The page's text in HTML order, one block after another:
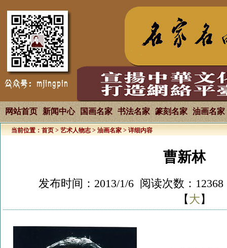
网站首页 新闻中心 国画名家 书法名家 篆刻名家 油画名家
当前位置：首页>艺术人物志>油画名家> 详细内容
曹新林
发布时间：2013/1/6 阅读次数：
【大】